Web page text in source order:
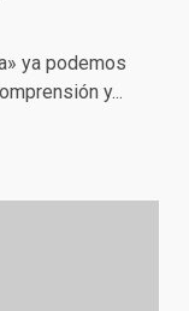
ya podemos
y...